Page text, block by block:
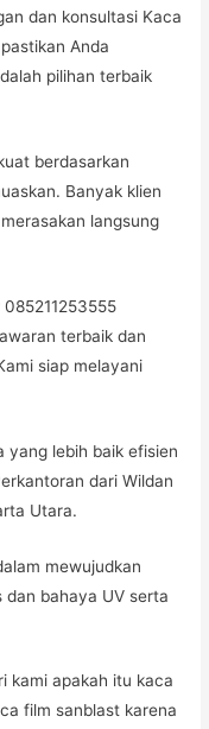
dan konsultasi Kaca
Anda
pilihan terbaik
berdasarkan
Banyak klien
langsung
terbaik dan
siap melayani
yang lebih baik efisien
dari Wildan
Utara.
mewujudkan
dan bahaya UV serta
kami apakah itu kaca
film sanblast karena